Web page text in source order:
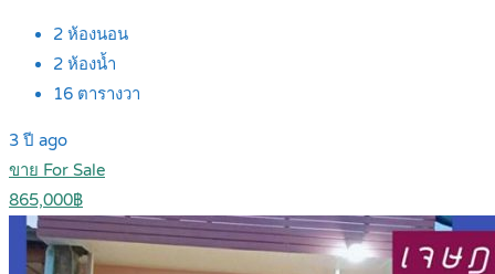
2 ห้องนอน
2 ห้องน้ำ
16 ตารางวา
3 ปี ago
ขาย For Sale
865,000฿